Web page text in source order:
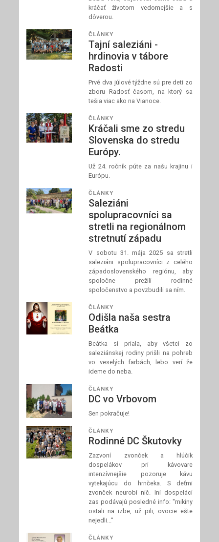
kráčať životom vedomejšie a s
dôverou.
ČLÁNKY
Tajní saleziáni -
hrdinovia v tábore
Radosti
Prvé dva júlové týždne sú pre deti zo
zboru Radosť časom, na ktorý sa
tešia viac ako na Vianoce.
ČLÁNKY
Kráčali sme zo stredu
Slovenska do stredu
Európy.
Už 24. ročník púte za našu krajinu i
Európu.
ČLÁNKY
Saleziáni
spolupracovníci sa
stretli na regionálnom
stretnutí západu
V sobotu 31. mája 2025 sa stretli
saleziáni spolupracovníci z celého
západoslovenského regiónu, aby
spoločne prežili rodinné
spoločenstvo a povzbudili sa ním.
ČLÁNKY
Odišla naša sestra
Beátka
Beátka si priala, aby všetci zo
saleziánskej rodiny prišli na pohreb
vo veselých farbách, lebo verí že
ideme do neba.
ČLÁNKY
DC vo Vrbovom
Sen pokračuje!
ČLÁNKY
Rodinné DC Škutovky
Zazvoní zvonček a hlúčik
dospelákov pri kávovare
intenzívnejšie pozoruje kávu
vytekajúcu do hrnčeka. S deťmi
zvonček neurobí nič. Iní dospeláci
zas podávajú posledné info: "mikiny
ostali na izbe, už pili, ovocie ešte
nejedli..."
ČLÁNKY